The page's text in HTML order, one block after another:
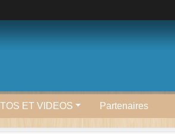
ET VIDEOS Partenaires